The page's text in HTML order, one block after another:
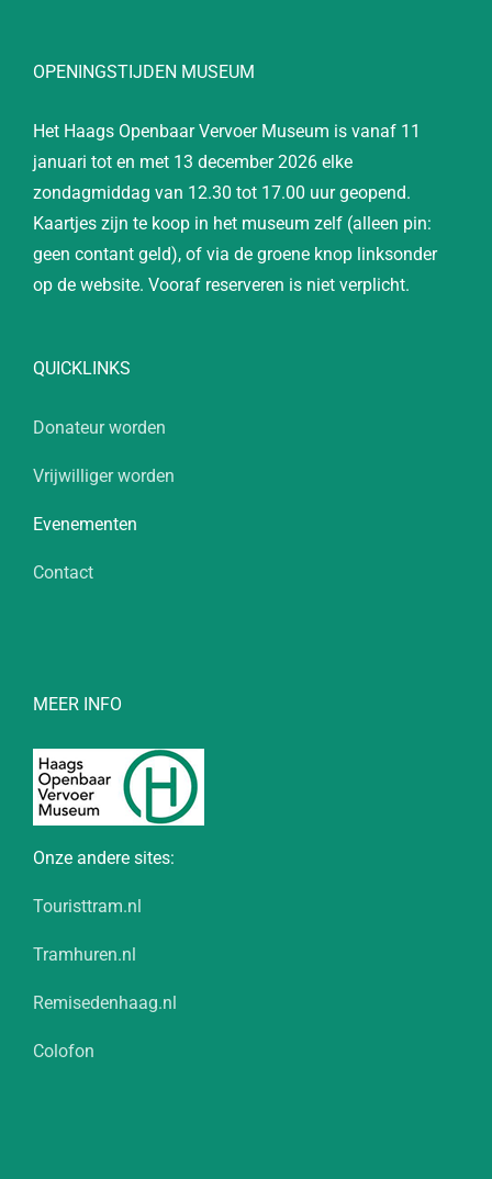
OPENINGSTIJDEN MUSEUM
Het Haags Openbaar Vervoer Museum is vanaf 11
januari tot en met 13 december 2026 elke
zondagmiddag van 12.30 tot 17.00 uur geopend.
Kaartjes zijn te koop in het museum zelf (alleen pin:
geen contant geld), of via de groene knop linksonder
op de website. Vooraf reserveren is niet verplicht.
QUICKLINKS
Donateur worden
Vrijwilliger worden
Evenementen
Contact
MEER INFO
Onze andere sites:
Touristtram.nl
Tramhuren.nl
Remisedenhaag.nl
Colofon